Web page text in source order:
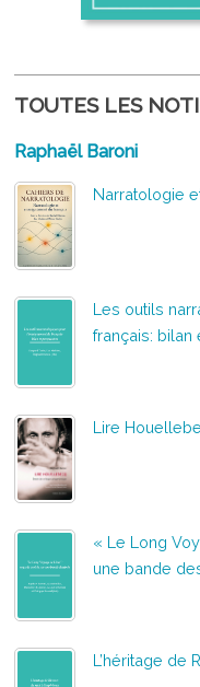
TOUTES LES
Raphaël Baroni
Narratologie
Les outils
français:
Lire
« Le Long
une bande
L’héritage de